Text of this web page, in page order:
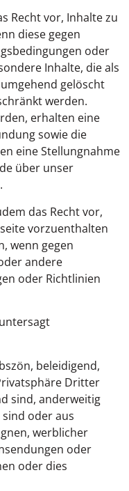
Recht vor, Inhalte zu
diese gegen
oder
Inhalte, die als
gelöscht
werden.
erhalten eine
sowie die
eine Stellungnahme
über unser
das Recht vor,
vorzuenthalten
wenn gegen
andere
oder Richtlinien
beleidigend,
Dritter
sind, anderweitig
oder aus
werblicher
oder
oder dies